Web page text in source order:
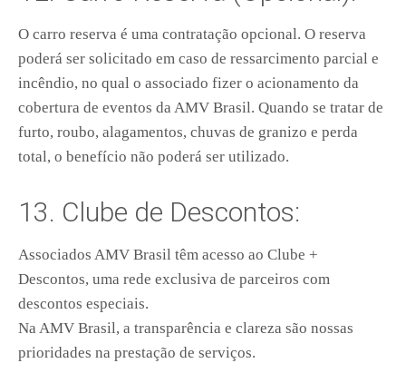
O carro reserva é uma contratação opcional. O reserva
poderá ser solicitado em caso de ressarcimento parcial e
incêndio, no qual o associado fizer o acionamento da
cobertura de eventos da AMV Brasil. Quando se tratar de
furto, roubo, alagamentos, chuvas de granizo e perda
total, o benefício não poderá ser utilizado.
13. Clube de Descontos:
Associados AMV Brasil têm acesso ao Clube +
Descontos, uma rede exclusiva de parceiros com
descontos especiais.
Na AMV Brasil, a transparência e clareza são nossas
prioridades na prestação de serviços.